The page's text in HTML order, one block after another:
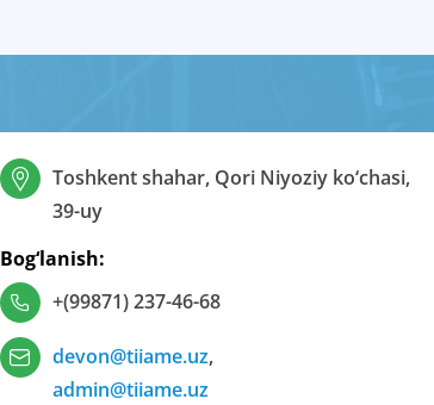
Toshkent shahar, Qori Niyoziy ko‘chasi,
39-uy
Bog‘lanish:
+(99871) 237-46-68
devon@tiiame.uz,
admin@tiiame.uz